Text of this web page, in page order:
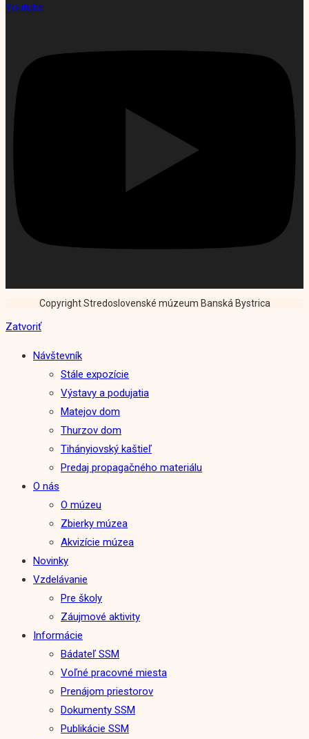
Youtube
Copyright Stredoslovenské múzeum Banská Bystrica
Zatvoriť
Návštevník
Stále expozície
Výstavy a podujatia
Matejov dom
Thurzov dom
Tihányiovský kaštieľ
Predaj propagačného materiálu
O nás
O múzeu
Zbierky múzea
Akvizície múzea
Novinky
Vzdelávanie
Pre školy
Záujmové aktivity
Informácie
Bádateľ SSM
Voľné pracovné miesta
Prenájom priestorov
Dokumenty SSM
Publikácie SSM